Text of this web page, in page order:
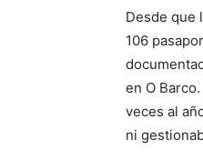
Desde que
106
en O
veces al
ni